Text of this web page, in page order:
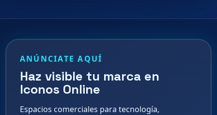
ANÚNCIATE AQUÍ
Haz visible tu marca en
Iconos Online
Espacios comerciales para tecnología,